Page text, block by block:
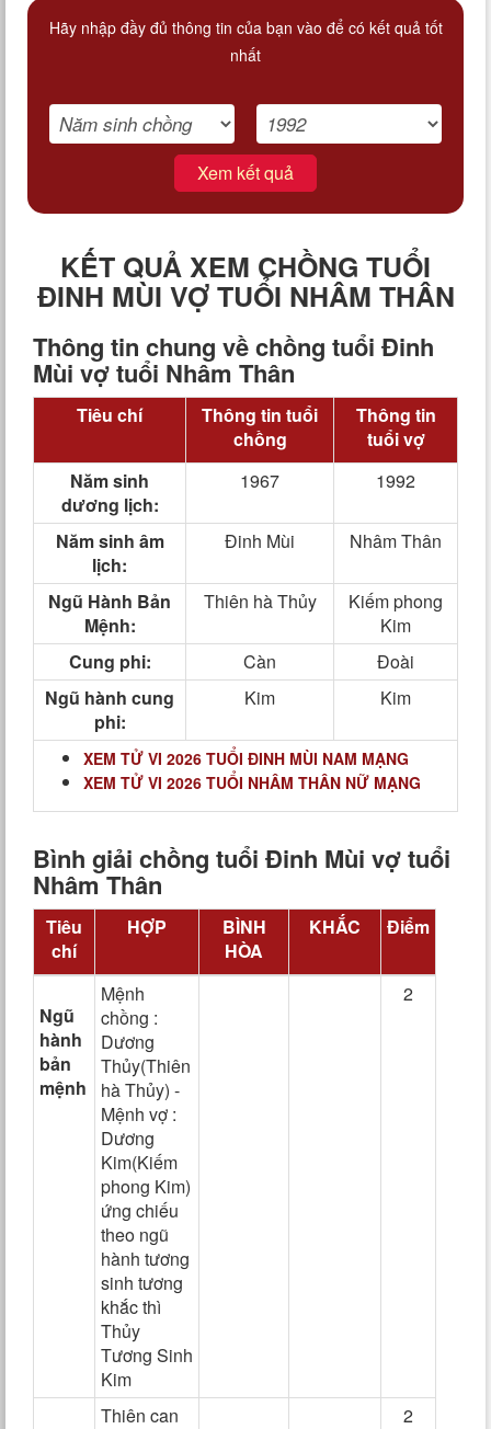
Hãy nhập đầy đủ thông tin của bạn vào để có kết quả tốt
nhất
Xem kết quả
KẾT QUẢ XEM CHỒNG TUỔI
ĐINH MÙI VỢ TUỔI NHÂM THÂN
Thông tin chung về chồng tuổi Đinh
Mùi vợ tuổi Nhâm Thân
Tiêu chí
Thông tin tuổi
chồng
Thông tin
tuổi vợ
Năm sinh
dương lịch:
1967 1992
Năm sinh âm
lịch:
Đinh Mùi Nhâm Thân
Ngũ Hành Bản
Mệnh:
Thiên hà Thủy
Kiếm phong
Kim
Cung phi:
Càn
Đoài
Ngũ hành cung
phi:
Kim Kim
XEM TỬ VI 2026 TUỔI ĐINH MÙI NAM MẠNG
XEM TỬ VI 2026 TUỔI NHÂM THÂN NỮ MẠNG
Bình giải chồng tuổi Đinh Mùi vợ tuổi
Nhâm Thân
Tiêu
chí
HỢP
BÌNH
HÒA
KHẮC Điểm
Ngũ
hành
bản
mệnh
Mệnh
chồng :
Dương
Thủy(Thiên
hà Thủy) -
Mệnh vợ :
Dương
Kim(Kiếm
phong Kim)
ứng chiếu
theo ngũ
hành tương
sinh tương
khắc thì
Thủy
Tương Sinh
Kim
2
Thiên can
2